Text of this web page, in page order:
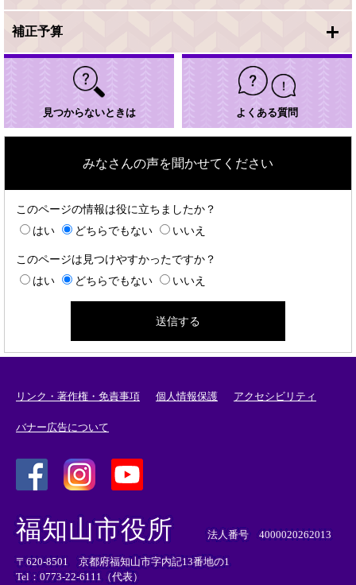
補正予算
見つからないときは よくある質問
みなさんの声を聞かせてください
このページの情報は役に立ちましたか？
はい
どちらでもない いいえ
このページは見つけやすかったですか？
はい
どちらでもない いいえ
リンク・著作権・免責事項 個人情報保護 アクセシビリティ
バナー広告について
外
部
リ
ン
ク
外
リ
ン
ク
外
部
ン
ク
福知山市役所 法人番号 4000020262013
〒620-8501 京都府福知山市字内記13番地の1
Tel：0773-22-6111（代表）